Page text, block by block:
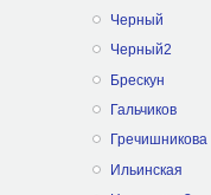
Черный
Черный2
Брескун
Гальчиков
Гречишникова
Ильинская